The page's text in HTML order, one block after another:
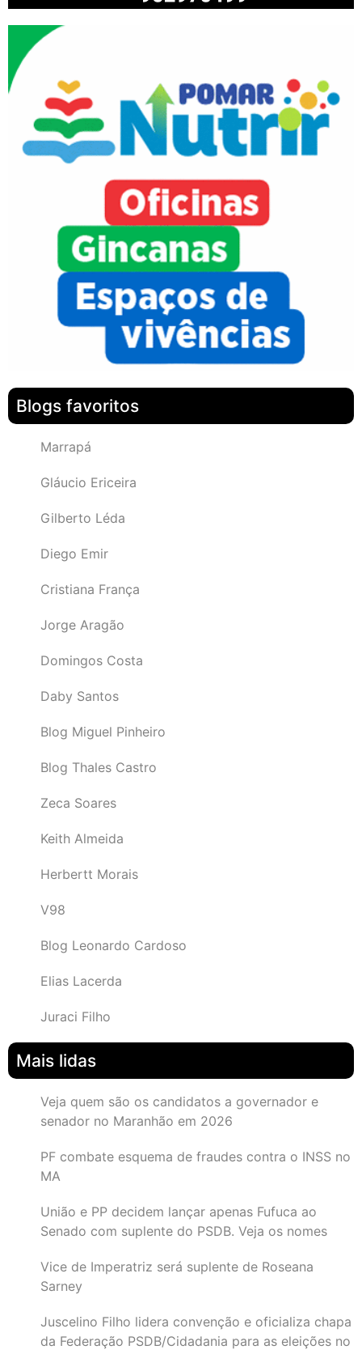
Blogs favoritos
Marrapá
Gláucio Ericeira
Gilberto Léda
Diego Emir
Cristiana França
Jorge Aragão
Domingos Costa
Daby Santos
Blog Miguel Pinheiro
Blog Thales Castro
Zeca Soares
Keith Almeida
Herbertt Morais
V98
Blog Leonardo Cardoso
Elias Lacerda
Juraci Filho
Mais lidas
Veja quem são os candidatos a governador e
senador no Maranhão em 2026
PF combate esquema de fraudes contra o INSS no
MA
União e PP decidem lançar apenas Fufuca ao
Senado com suplente do PSDB. Veja os nomes
Vice de Imperatriz será suplente de Roseana
Sarney
Juscelino Filho lidera convenção e oficializa chapa
da Federação PSDB/Cidadania para as eleições no